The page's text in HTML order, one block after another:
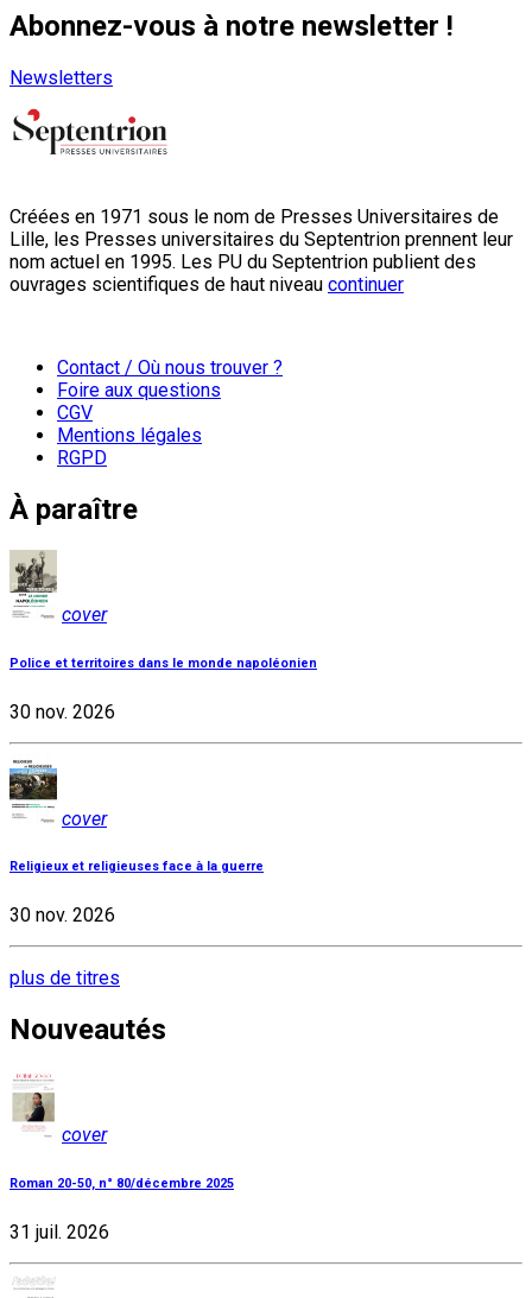
Abonnez-vous à notre newsletter !
Newsletters
Créées en 1971 sous le nom de Presses Universitaires de
Lille, les Presses universitaires du Septentrion prennent leur
nom actuel en 1995. Les PU du Septentrion publient des
ouvrages scientifiques de haut niveau continuer
Contact / Où nous trouver ?
Foire aux questions
CGV
Mentions légales
RGPD
À paraître
cover
Police et territoires dans le monde napoléonien
30 nov. 2026
cover
Religieux et religieuses face à la guerre
30 nov. 2026
plus de titres
Nouveautés
cover
Roman 20-50, n° 80/décembre 2025
31 juil. 2026